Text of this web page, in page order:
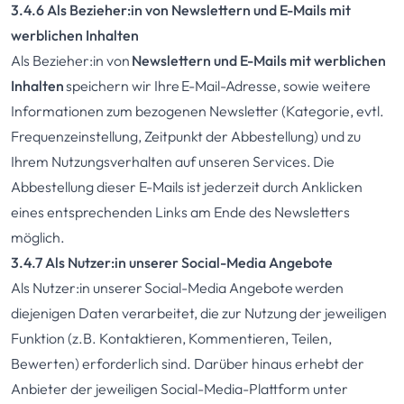
3.4.6 Als Bezieher:in von Newslettern und E-Mails mit
werblichen Inhalten
Als Bezieher:in von Newslettern und E-Mails mit werblichen
Inhaltenspeichern wir Ihre E-Mail-Adresse, sowie weitere
Informationen zum bezogenen Newsletter (Kategorie, evtl.
Frequenzeinstellung, Zeitpunkt der Abbestellung) und zu
Ihrem Nutzungsverhalten auf unseren Services. Die
Abbestellung dieser E-Mails ist jederzeit durch Anklicken
eines entsprechenden Links am Ende des Newsletters
möglich.
3.4.7 Als Nutzer:in unserer Social-Media Angebote
Als Nutzer:in unserer Social-Media Angebote werden
diejenigen Daten verarbeitet, die zur Nutzung der jeweiligen
Funktion (z.B. Kontaktieren, Kommentieren, Teilen,
Bewerten) erforderlich sind. Darüber hinaus erhebt der
Anbieter der jeweiligen Social-Media-Plattform unter